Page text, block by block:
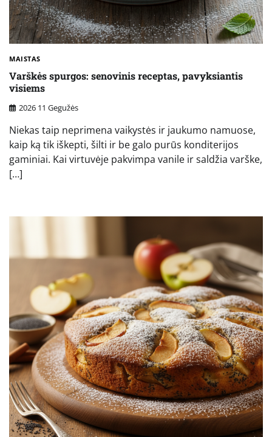
MAISTAS
Varškės spurgos: senovinis receptas, pavyksiantis
visiems
2026 11 Gegužės
Niekas taip neprimena vaikystės ir jaukumo namuose,
kaip ką tik iškepti, šilti ir be galo purūs konditerijos
gaminiai. Kai virtuvėje pakvimpa vanile ir saldžia varške,
[…]